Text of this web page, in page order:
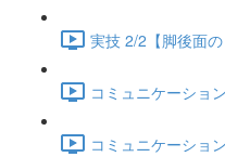
実技 2/2【脚後面
コミュニケーショ
コミュニケーショ